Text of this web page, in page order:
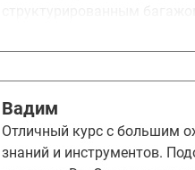
Спасибо за курс! Пойду
Вадим
Отличный курс с большим
знаний и инструментов.